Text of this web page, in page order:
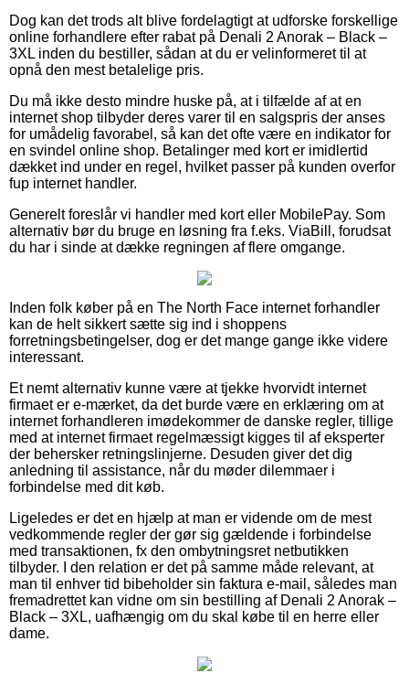
Dog kan det trods alt blive fordelagtigt at udforske forskellige
online forhandlere efter rabat på Denali 2 Anorak – Black –
3XL inden du bestiller, sådan at du er velinformeret til at
opnå den mest betalelige pris.
Du må ikke desto mindre huske på, at i tilfælde af at en
internet shop tilbyder deres varer til en salgspris der anses
for umådelig favorabel, så kan det ofte være en indikator for
en svindel online shop. Betalinger med kort er imidlertid
dækket ind under en regel, hvilket passer på kunden overfor
fup internet handler.
Generelt foreslår vi handler med kort eller MobilePay. Som
alternativ bør du bruge en løsning fra f.eks. ViaBill, forudsat
du har i sinde at dække regningen af flere omgange.
Inden folk køber på en The North Face internet forhandler
kan de helt sikkert sætte sig ind i shoppens
forretningsbetingelser, dog er det mange gange ikke videre
interessant.
Et nemt alternativ kunne være at tjekke hvorvidt internet
firmaet er e-mærket, da det burde være en erklæring om at
internet forhandleren imødekommer de danske regler, tillige
med at internet firmaet regelmæssigt kigges til af eksperter
der behersker retningslinjerne. Desuden giver det dig
anledning til assistance, når du møder dilemmaer i
forbindelse med dit køb.
Ligeledes er det en hjælp at man er vidende om de mest
vedkommende regler der gør sig gældende i forbindelse
med transaktionen, fx den ombytningsret netbutikken
tilbyder. I den relation er det på samme måde relevant, at
man til enhver tid bibeholder sin faktura e-mail, således man
fremadrettet kan vidne om sin bestilling af Denali 2 Anorak –
Black – 3XL, uafhængig om du skal købe til en herre eller
dame.